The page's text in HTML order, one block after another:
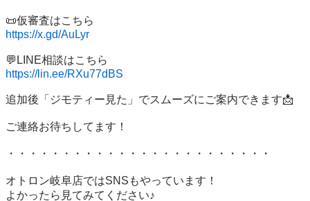
https://x.gd/AuLyr
https://lin.ee/RXu77dBS
追加後「ジモティー見た」でスムーズにご案内できます📩
ご連絡お待ちしてます！
・・・・・・・・・・・・・・・・・・・・・・・・
オトロン岐阜店ではSNSもやっています！
よかったら見てみてください♪